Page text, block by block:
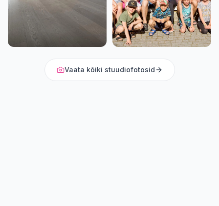
Vaata kõiki stuudiofotosid